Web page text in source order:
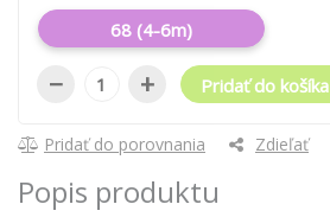
68 (4-6m)
− + Pridať do košíka
Pridať do porovnania Zdieľať
Popis produktu